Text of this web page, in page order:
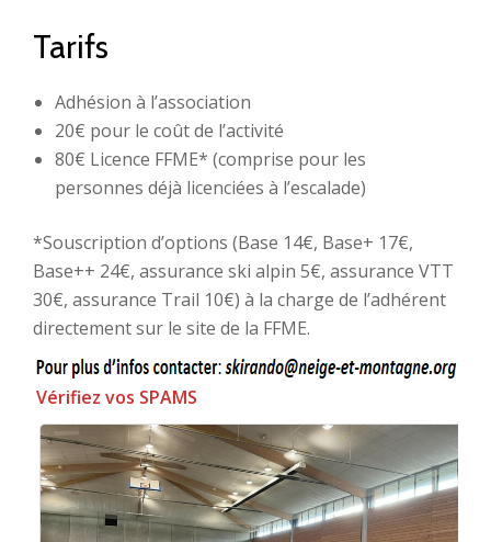
Tarifs
Adhésion à l’association
20€ pour le coût de l’activité
80€ Licence FFME* (comprise pour les
personnes déjà licenciées à l’escalade)
*Souscription d’options (Base 14€, Base+ 17€,
Base++ 24€, assurance ski alpin 5€, assurance VTT
30€, assurance Trail 10€) à la charge de l’adhérent
directement sur le site de la FFME.
Vérifiez vos SPAMS